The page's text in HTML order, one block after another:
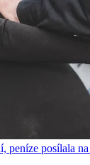
peníze posílala